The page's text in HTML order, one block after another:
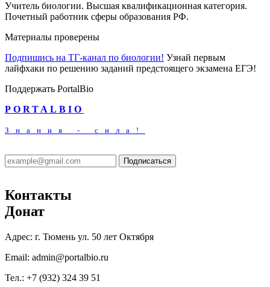
Учитель биологии. Высшая квалификационная категория.
Почетный работник сферы образования РФ.
Материалы проверены
Подпишись на ТГ-канал по биологии! Узнай первым
лайфхаки по решению заданий предстоящего экзамена ЕГЭ!
Поддержать PortalBio
PORTALBIO
Знания - сила!
Подписаться
Контакты
Донат
Адрес: г. Тюмень ул. 50 лет Октября
Email: admin@portalbio.ru
Тел.: +7 (932) 324 39 51